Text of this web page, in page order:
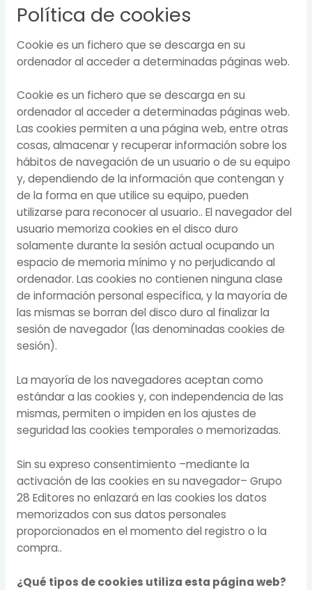
Política de cookies
Cookie es un fichero que se descarga en su
ordenador al acceder a determinadas páginas web.
Cookie es un fichero que se descarga en su
ordenador al acceder a determinadas páginas web.
Las cookies permiten a una página web, entre otras
cosas, almacenar y recuperar información sobre los
hábitos de navegación de un usuario o de su equipo
y, dependiendo de la información que contengan y
de la forma en que utilice su equipo, pueden
utilizarse para reconocer al usuario.. El navegador del
usuario memoriza cookies en el disco duro
solamente durante la sesión actual ocupando un
espacio de memoria mínimo y no perjudicando al
ordenador. Las cookies no contienen ninguna clase
de información personal específica, y la mayoría de
las mismas se borran del disco duro al finalizar la
sesión de navegador (las denominadas cookies de
sesión).
La mayoría de los navegadores aceptan como
estándar a las cookies y, con independencia de las
mismas, permiten o impiden en los ajustes de
seguridad las cookies temporales o memorizadas.
Sin su expreso consentimiento –mediante la
activación de las cookies en su navegador– Grupo
28 Editores no enlazará en las cookies los datos
memorizados con sus datos personales
proporcionados en el momento del registro o la
compra..
¿Qué tipos de cookies utiliza esta página web?